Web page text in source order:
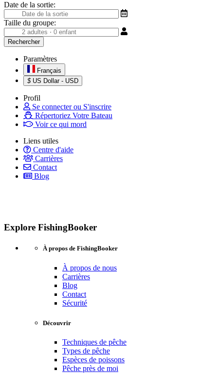
Date de la sortie:
Taille du groupe:
Paramètres
Français
$ US Dollar - USD
Profil
Se connecter ou S'inscrire
Répertoriez Votre Bateau
Voir ce qui mord
Liens utiles
Centre d'aide
Carrières
Contact
Blog
Explore FishingBooker
À propos de FishingBooker
À propos de nous
Carrières
Blog
Contact
Sécurité
Découvrir
Techniques de pêche
Types de pêche
Espèces de poissons
Pêche près de moi